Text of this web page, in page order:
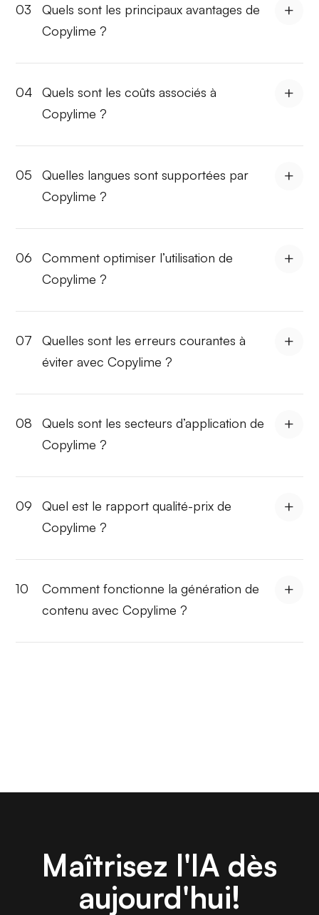
03
Quels sont les principaux avantages de
Copylime ?
04
Quels sont les coûts associés à
Copylime ?
05
Quelles langues sont supportées par
Copylime ?
06
Comment optimiser l’utilisation de
Copylime ?
07
Quelles sont les erreurs courantes à
éviter avec Copylime ?
08
Quels sont les secteurs d’application de
Copylime ?
09
Quel est le rapport qualité-prix de
Copylime ?
10
Comment fonctionne la génération de
contenu avec Copylime ?
Maîtrisez l'IA dès
aujourd'hui!